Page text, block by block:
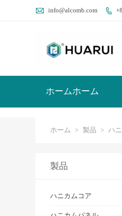
 info@alcomb.com 
ホームホーム
ホーム > 製品 > ハ
製品
ハニカムコア